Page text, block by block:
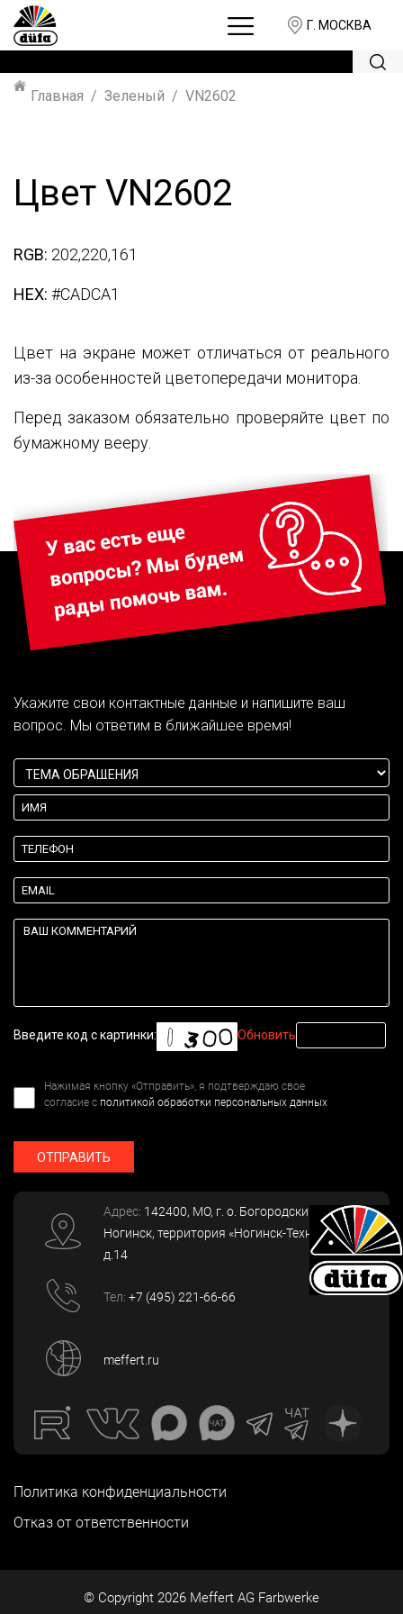
Г. МОСКВА
Главная Зеленый VN2602
Цвет VN2602
RGB: 202,220,161
HEX: #CADCA1
Цвет на экране может отличаться от реального
из-за особенностей цветопередачи монитора.
Перед заказом обязательно проверяйте цвет по
бумажному вееру.
Укажите свои контактные данные и напишите ваш
вопрос. Мы ответим в ближайшее время!
Введите код с картинки: Обновить
Нажимая кнопку «Отправить», я подтверждаю свое
согласие с политикой обработки персональных данных
ОТПРАВИТЬ
Адрес: 142400, МО, г. о. Богородский, г.
Ногинск, территория «Ногинск-Технопарк»,
д.14
Тел: +7 (495) 221-66-66
meffert.ru
Политика конфиденциальности
Отказ от ответственности
© Copyright 2026 Meffert AG Farbwerke